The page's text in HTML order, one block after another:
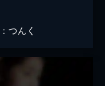
つんく